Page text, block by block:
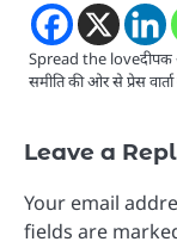
Spread the loveदीपक
समीति की ओर से प्रेस
Leave a
Your email
fields are